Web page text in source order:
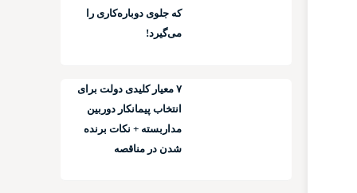
که جلوی دوباره‌کاری را
می‌گیرد!
۷ معیار کلیدی دولت برای
انتخاب پیمانکار دوربین
مداربسته + نکات برنده
شدن در مناقصه